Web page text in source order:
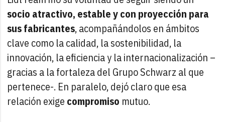
socio atractivo, estable y con proyección para
sus fabricantes, acompañándolos en ámbitos
clave como la calidad, la sostenibilidad, la
innovación, la eficiencia y la internacionalización –
gracias a la fortaleza del Grupo Schwarz al que
pertenece-. En paralelo, dejó claro que esa
relación exige compromiso mutuo.